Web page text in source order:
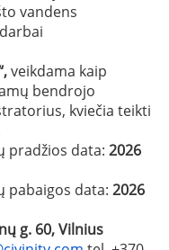
vandens
veikdama kaip
bendrojo
kviečia teikti
pradžios data: 2026
pabaigos data: 2026
g. 60, Vilnius